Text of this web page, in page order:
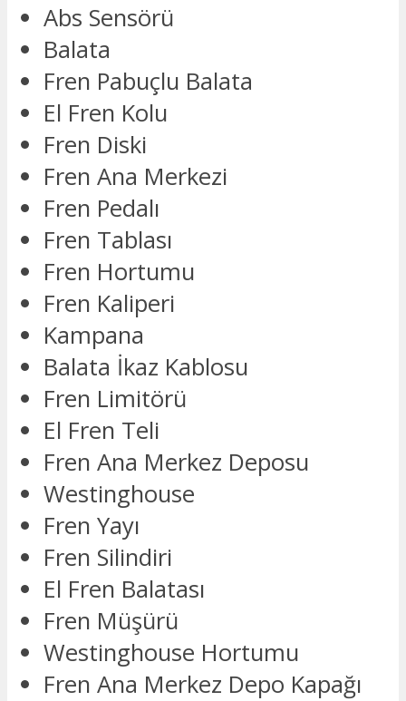
Abs Sensörü
Balata
Fren Pabuçlu Balata
El Fren Kolu
Fren Diski
Fren Ana Merkezi
Fren Pedalı
Fren Tablası
Fren Hortumu
Fren Kaliperi
Kampana
Balata İkaz Kablosu
Fren Limitörü
El Fren Teli
Fren Ana Merkez Deposu
Westinghouse
Fren Yayı
Fren Silindiri
El Fren Balatası
Fren Müşürü
Westinghouse Hortumu
Fren Ana Merkez Depo Kapağı